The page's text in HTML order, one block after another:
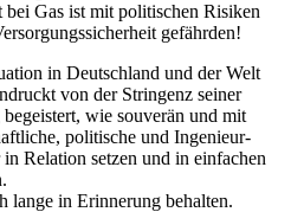
Gas ist mit politischen Risiken
gefährden!
in Deutschland und der Welt
von der Stringenz seiner
wie souverän und mit
politische und Ingenieur-
Relation setzen und in einfachen
lange in Erinnerung behalten.